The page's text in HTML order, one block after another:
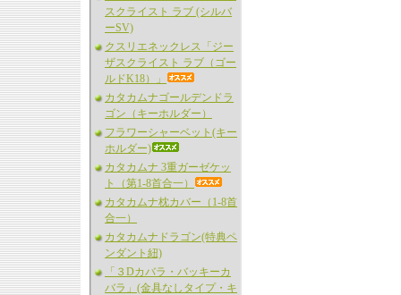
スクライスト ラブ (シルバ
ーSV)
クスリエネックレス「ジー
ザスクライスト ラブ（ゴー
ルドK18）」
カタカムナゴールデンドラ
ゴン（キーホルダー）
フラワーシャーベット(キー
ホルダー)
カタカムナ 3重ガーゼケッ
ト（第1-8首合一）
カタカムナ枕カバー（1-8首
合一）
カタカムナドラゴン(特典ペ
ンダント紐)
「３Dカバラ・バッキーカ
バラ」(金具なしタイプ・キ